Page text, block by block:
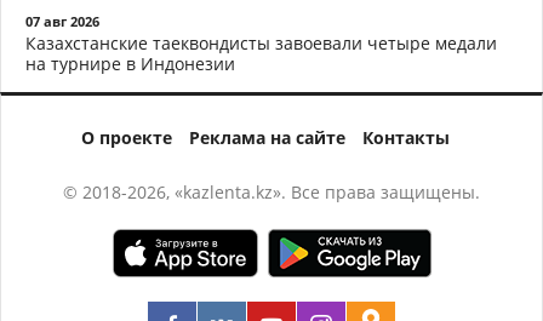
07 авг 2026
Казахстанские таеквондисты завоевали четыре медали
на турнире в Индонезии
О проекте Реклама на сайте Контакты
© 2018-2026, «kazlenta.kz». Все права защищены.